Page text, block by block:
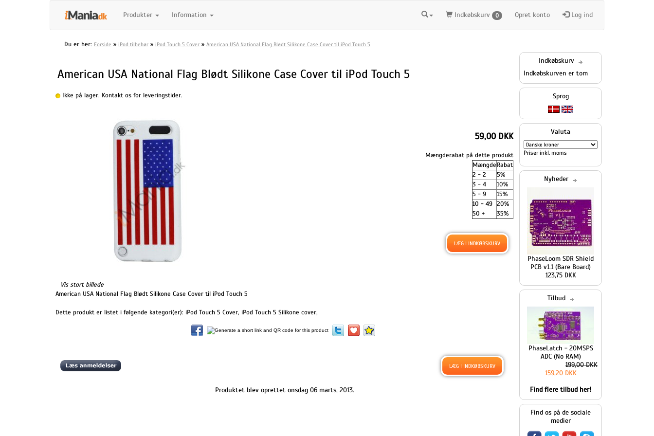
Produkter Information Indkøbskurv 0 Opret konto Log ind
Du er her: Forside » iPod tilbehør » iPod Touch 5 Cover » American USA National Flag Blødt Silikone Case Cover til iPod Touch 5
American USA National Flag Blødt Silikone Case Cover til iPod Touch 5
Ikke på lager. Kontakt os for leveringstider.
Vis stort billede
59,00 DKK
Mængderabat på dette produkt
MængdeRabat
2 - 2
5%
3 - 4
10%
5 - 9
15%
10 - 49 20%
50 +
35%
American USA National Flag Blødt Silikone Case Cover til iPod Touch 5
Dette produkt er listet i følgende kategori(er): iPod Touch 5 Cover, iPod Touch 5 Silikone cover,
Produktet blev oprettet onsdag 06 marts, 2013.
Indkøbskurv
Indkøbskurven er tom
Sprog
Valuta
Priser inkl. moms
Nyheder
PhaseLoom SDR Shield
PCB v1.1 (Bare Board)
123,75 DKK
Tilbud
PhaseLatch - 20MSPS
ADC (No RAM)
199,00 DKK
159,20 DKK
Find flere tilbud her!
Find os på de sociale
medier